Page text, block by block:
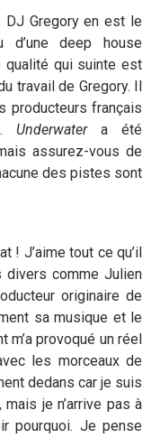
DJ Gregory en est le
d’une deep house
qualité qui suinte est
travail de Gregory. Il
producteurs français
Underwatera été
assurez-vous de
des pistes sont
! J’aime tout ce qu’il
divers comme Julien
originaire de
sa musique et le
m’a provoqué un réel
les morceaux de
dedans car je suis
je n’arrive pas à
pourquoi. Je pense